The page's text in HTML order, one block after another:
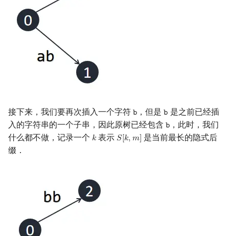
接下来，我们要再次插入一个字符 𝚋
b ，但是𝚋
b 是之前已经插
入的字符串的一个子串，因此原树已经包含 𝚋
b ，此时，我们
什么都不做，记录一个 𝑘
k 表示 𝑆[𝑘,𝑚]
S[k,m] 是当前最长的隐式后
缀．